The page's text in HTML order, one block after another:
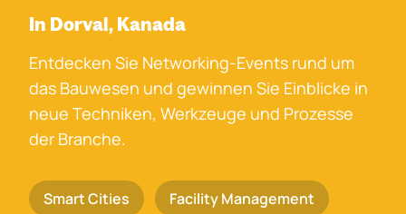
In Dorval, Kanada
Entdecken Sie Networking-Events rund um
das Bauwesen und gewinnen Sie Einblicke in
neue Techniken, Werkzeuge und Prozesse
der Branche.
Smart Cities Facility Management